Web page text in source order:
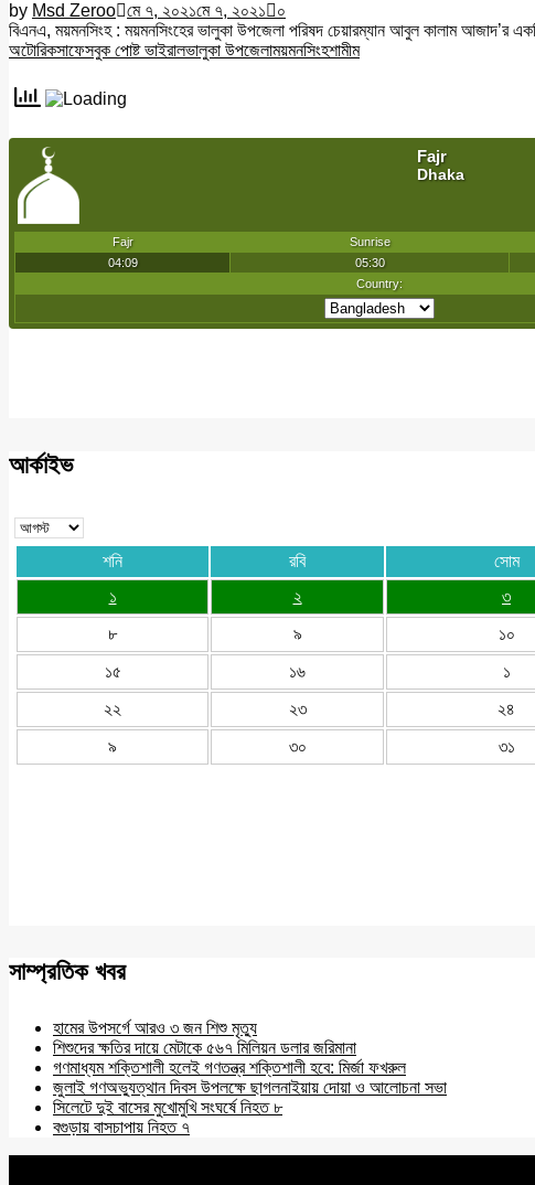
by Msd Zeroo মে ৭, ২০২১মে ৭, ২০২১
০
বিএনএ, ময়মনসিংহ : ময়মনসিংহের ভালুকা উপজেলা পরিষদ চেয়ারম্যান আবুল কালাম আজাদ’র
অটোরিকসাফেসবুক পোষ্ট ভাইরালভালুকা উপজেলাময়মনসিংহশামীম
আর্কাইভ
শনি রবি সোম
১
২ ৩
৮
৯ ১০
১৫
১৬ ১
২২
২৩ ২৪
৯
৩০ ৩১
সাম্প্রতিক খবর
হামের উপসর্গে আরও ৩ জন শিশু মৃত্যু
শিশুদের ক্ষতির দায়ে মেটাকে ৫৬৭ মিলিয়ন ডলার জরিমানা
গণমাধ্যম শক্তিশালী হলেই গণতন্ত্র শক্তিশালী হবে: মির্জা ফখরুল
জুলাই গণঅভ্যুত্থান দিবস উপলক্ষে ছাগলনাইয়ায় দোয়া ও আলোচনা সভা
সিলেটে দুই বাসের মুখোমুখি সংঘর্ষে নিহত ৮
বগুড়ায় বাসচাপায় নিহত ৭